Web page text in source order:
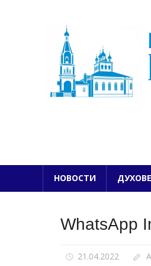
НОВОСТИ
WhatsApp
21.04.2022